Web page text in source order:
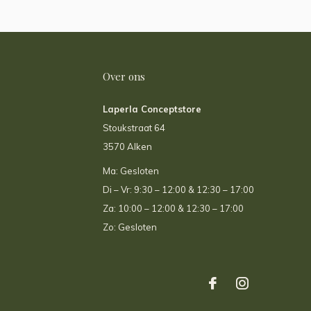
Over ons
Laperla Conceptstore
Stoukstraat 64
3570 Alken
Ma: Gesloten
Di – Vr: 9:30 – 12:00 & 12:30 – 17:00
Za: 10:00 – 12:00 & 12:30 – 17:00
Zo: Gesloten